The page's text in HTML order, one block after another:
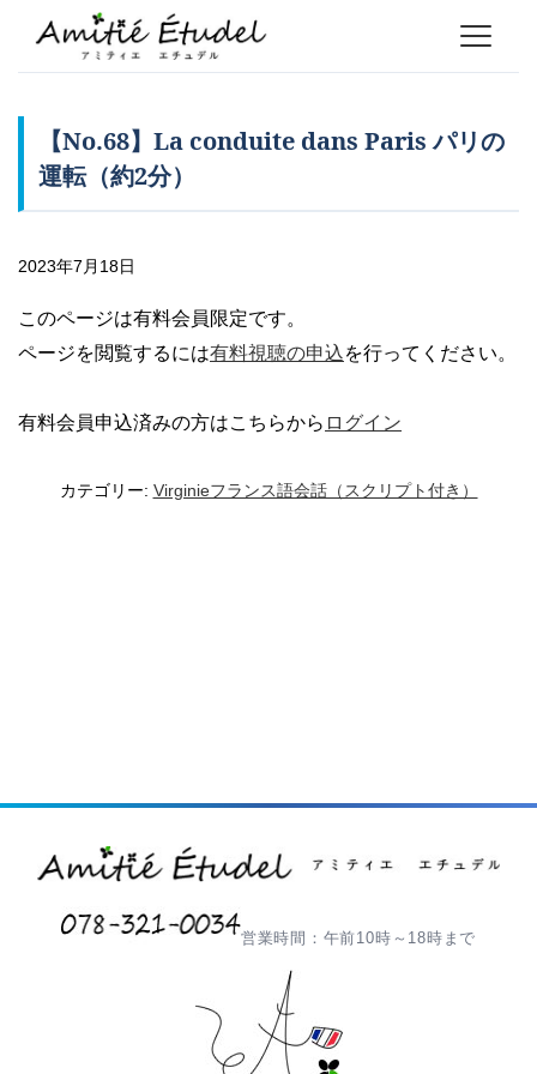
【No.68】La conduite dans Paris パリの
運転（約2分）
2023年7月18日
このページは有料会員限定です。
ページを閲覧するには有料視聴の申込を行ってください。
有料会員申込済みの方はこちらから ログイン
カテゴリー: Virginieフランス語会話（スクリプト付き）
営業時間：午前10時～18時まで